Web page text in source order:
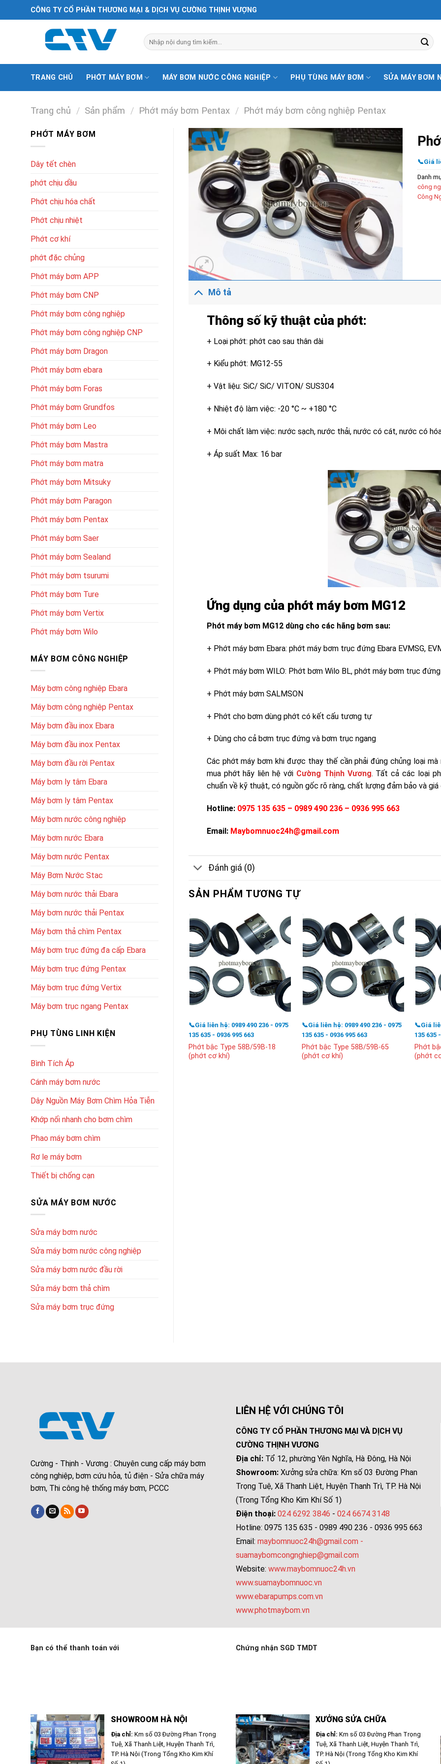
đến
CÔNG TY CỔ PHẦN THƯƠNG MẠI & DỊCH VỤ CƯỜNG THỊNH VƯỢNG
Tìm
kiếm:
TRANG CHỦ PHỚT MÁY BƠM MÁY BƠM NƯỚC CÔNG NGHIỆP PHỤ TÙNG MÁY BƠM SỬA MÁY BƠM
Trang chủ / Sản phẩm / Phớt máy bơm Pentax / Phớt máy bơm công nghiệp Pentax
PHỚT MÁY BƠM
Dây tết chèn
phớt chịu dầu
Phớt chịu hóa chất
Phớt chịu nhiệt
Phớt cơ khí
phớt đặc chủng
Phớt máy bơm APP
Phớt máy bơm CNP
Phớt máy bơm công nghiệp
Phớt máy bơm công nghiệp CNP
Phớt máy bơm Dragon
Phớt máy bơm ebara
Phớt máy bơm Foras
Phớt máy bơm Grundfos
Phớt máy bơm Leo
Phớt máy bơm Mastra
Phớt máy bơm matra
Phớt máy bơm Mitsuky
Phớt máy bơm Paragon
Phớt máy bơm Pentax
Phớt máy bơm Saer
Phớt máy bơm Sealand
Phớt máy bơm tsurumi
Phớt máy bơm Ture
Phớt máy bơm Vertix
Phớt máy bơm Wilo
MÁY BƠM CÔNG NGHIỆP
Máy bơm công nghiệp Ebara
Máy bơm công nghiệp Pentax
Máy bơm đầu inox Ebara
Máy bơm đầu inox Pentax
Máy bơm đầu rời Pentax
Máy bơm ly tâm Ebara
Máy bơm ly tâm Pentax
Máy bơm nước công nghiệp
Máy bơm nước Ebara
Máy bơm nước Pentax
Máy Bơm Nước Stac
Máy bơm nước thải Ebara
Máy bơm nước thải Pentax
Máy bơm thả chìm Pentax
Máy bơm trục đứng đa cấp Ebara
Máy bơm trục đứng Pentax
Máy bơm trục đứng Vertix
Máy bơm trục ngang Pentax
PHỤ TÙNG LINH KIỆN
Bình Tích Áp
Cánh máy bơm nước
Dây Nguồn Máy Bơm Chìm Hỏa Tiễn
Khớp nối nhanh cho bơm chìm
Phao máy bơm chìm
Rơ le máy bơm
Thiết bị chống cạn
SỬA MÁY BƠM NƯỚC
Sửa máy bơm nước
Sửa máy bơm nước công nghiệp
Sửa máy bơm nước đầu rời
Sửa máy bơm thả chìm
Sửa máy bơm trục đứng
📞Giá
Danh
công
Công
Mô tả
Thông số kỹ thuật của phớt:
+ Loại phớt: phớt cao sau thân dài
+ Kiểu phớt: MG12-55
+ Vật liệu: SiC/ SiC/ VITON/ SUS304
+ Nhiệt độ làm việc: -20 °C ~ +180 °C
+ Môi chất làm việc: nước sạch, nước thải, nước có cát, nước có
+ Áp suất Max: 16 bar
Ứng dụng của phớt máy bơm MG12
Phớt máy bơm MG12 dùng cho các hãng bơm sau:
+ Phớt máy bơm Ebara: phớt máy bơm trục đứng Ebara EVMSG,
+ Phớt máy bơm WILO: Phớt bơm Wilo BL, phớt máy bơm trục
+ Phớt máy bơm SALMSON
+ Phớt cho bơm dùng phớt có kết cấu tương tự
+ Dùng cho cả bơm trục đứng và bơm trục ngang
Các phớt máy bơm khi được thay thế cần phải đúng chủng loại mà
mua phớt hãy liên hệ với Cường Thịnh Vương. Tất cả các loại
chuẩn về kỹ thuật, có nguồn gốc rõ ràng, chất lượng đảm bảo và
Hotline: 0975 135 635 – 0989 490 236 – 0936 995 663
Email: Maybomnuoc24h@gmail.com
Đánh giá (0)
SẢN PHẨM TƯƠNG TỰ
📞Giá liên hệ: 0989 490 236 - 0975
135 635 - 0936 995 663
Phớt bậc Type 58B/59B-18
(phớt cơ khí)
📞Giá liên hệ: 0989 490 236 - 0975
135 635 - 0936 995 663
Phớt bậc Type 58B/59B-65
(phớt cơ khí)
📞Giá
135 635
Phớt
(phớt
Cường - Thịnh - Vương : Chuyên cung cấp máy bơm
công nghiệp, bơm cứu hỏa, tủ điện - Sửa chữa máy
bơm, Thi công hệ thống máy bơm, PCCC
LIÊN HỆ VỚI CHÚNG TÔI
CÔNG TY CỔ PHẦN THƯƠNG MẠI VÀ DỊCH VỤ
CƯỜNG THỊNH VƯƠNG
Địa chỉ:Tổ 12, phường Yên Nghĩa, Hà Đông, Hà Nội
Showroom:Xưởng sửa chữa: Km số 03 Đường Phan
Trọng Tuệ, Xã Thanh Liệt, Huyện Thanh Trì, TP. Hà Nội
(Trong Tổng Kho Kim Khí Số 1)
Điện thoại: 024 6292 3846 - 024 6674 3148
Hotline: 0975 135 635 - 0989 490 236 - 0936 995 663
Email: maybomnuoc24h@gmail.com -
suamaybomcongnghiep@gmail.com
Website: www.maybomnuoc24h.vn
www.suamaybomnuoc.vn
www.ebarapumps.com.vn
www.photmaybom.vn
Bạn có thể thanh toán với Chứng nhận SGD TMDT
SHOWROOM HÀ NỘI
Địa chỉ: Km số 03 Đường Phan Trọng
Tuệ, Xã Thanh Liệt, Huyện Thanh Trì,
TP. Hà Nội (Trong Tổng Kho Kim Khí
XƯỞNG SỬA CHỮA
Địa chỉ: Km số 03 Đường Phan Trọng
Tuệ, Xã Thanh Liệt, Huyện Thanh Trì,
TP. Hà Nội (Trong Tổng Kho Kim Khí